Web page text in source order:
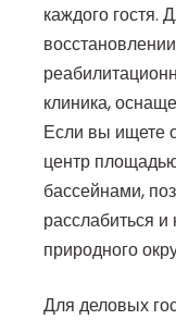
каждого гостя.
клиника,
Если вы ищете
центр
бассейнами,
расслабиться
природного
Для деловых